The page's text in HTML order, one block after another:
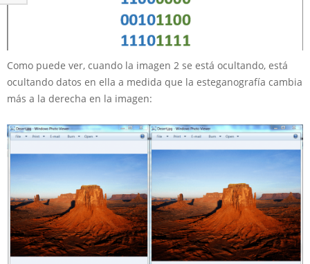
Como puede ver, cuando la imagen 2 se está ocultando, está
ocultando datos en ella a medida que la esteganografía cambia
más a la derecha en la imagen: